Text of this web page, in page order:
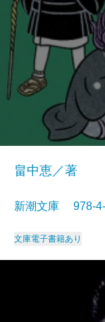
畠中恵／著
新潮文庫 978-
文庫電子書籍あり